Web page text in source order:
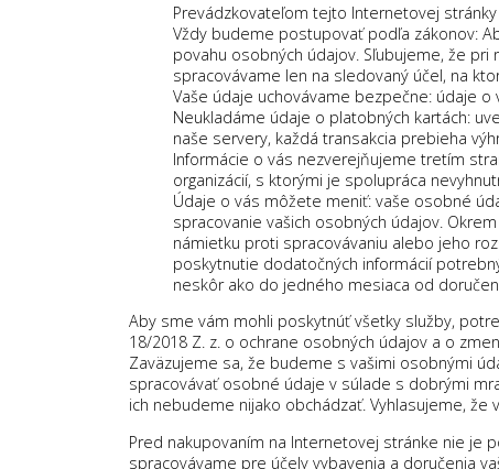
Prevádzkovateľom tejto Internetovej stránky
Vždy budeme postupovať podľa zákonov:
povahu osobných údajov. Sľubujeme, že
spracovávame len na sledovaný účel, na
Vaše údaje uchovávame bezpečne: údaje
Neukladáme údaje o platobných kartách:
naše servery, každá transakcia prebieha
Informácie o vás nezverejňujeme tretím
organizácií, s ktorými je spolupráca
Údaje o vás môžete meniť: vaše osobné
spracovanie vašich osobných údajov.
námietku proti spracovávaniu alebo jeho
poskytnutie dodatočných informácií
neskôr ako do jedného mesiaca od
Aby sme vám mohli poskytnúť všetky služby,
18/2018 Z. z. o ochrane osobných údajov a o
Zaväzujeme sa, že budeme s vašimi osobnými
spracovávať osobné údaje v súlade s dobrými
ich nebudeme nijako obchádzať. Vyhlasujeme,
Pred nakupovaním na Internetovej stránke nie je
spracovávame pre účely vybavenia a doručenia